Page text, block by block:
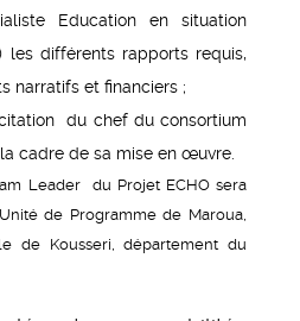
Education en situation
les différents rapports requis,
narratifs et financiers ;
du chef du consortium
cadre de sa mise en œuvre.
Leader du Projet ECHO sera
de Programme de Maroua,
de Kousseri, département du